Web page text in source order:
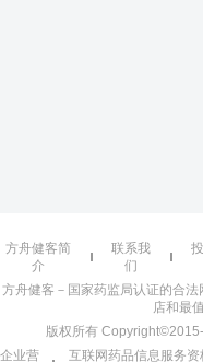
方舟健客简
介
联系我
们
方舟健客－国家药监局认证的合
店和最
版权所有
企业营
互联网药品信息服务资